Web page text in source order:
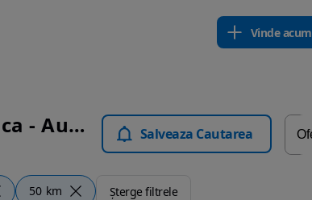
Vinde acum
Volkswagen Tiguan Cluj-Napoca - Autoturisme Salveaza Cautarea
50 km Șterge filtrele